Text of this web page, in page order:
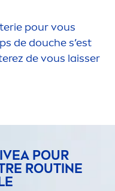
pour vous
de douche s’est
de vous laisser
POUR
ROUTINE